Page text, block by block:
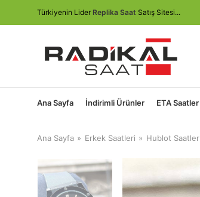
Türkiyenin Lider Replika Saat Satış Sitesi...
Ana Sayfa İndirimli Ürünler ETA Saatler
Ana Sayfa Erkek Saatleri Hublot Saatler